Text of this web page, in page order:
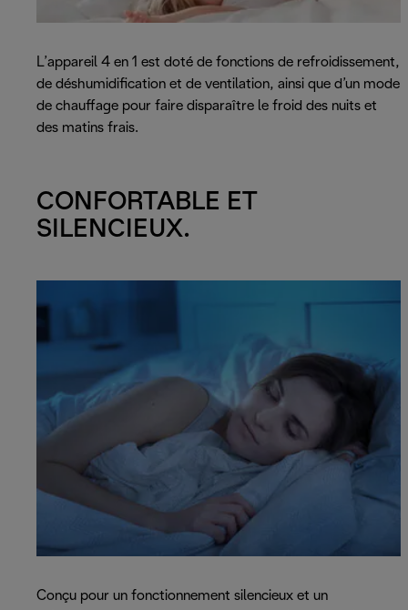
L’appareil 4 en 1 est doté de fonctions de refroidissement,
de déshumidification et de ventilation, ainsi que d’un mode
de chauffage pour faire disparaître le froid des nuits et
des matins frais.
CONFORTABLE ET
SILENCIEUX.
Conçu pour un fonctionnement silencieux et un